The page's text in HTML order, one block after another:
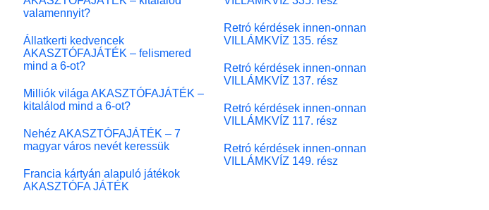
valamennyit?
Állatkerti kedvencek
AKASZTÓFAJÁTÉK – felismered
mind a 6-ot?
Milliók világa AKASZTÓFAJÁTÉK –
kitalálod mind a 6-ot?
Nehéz AKASZTÓFAJÁTÉK – 7
magyar város nevét keressük
Francia kártyán alapuló játékok
AKASZTÓFA JÁTÉK
Retró kérdések innen-onnan
VILLÁMKVÍZ 135. rész
Retró kérdések innen-onnan
VILLÁMKVÍZ 137. rész
Retró kérdések innen-onnan
VILLÁMKVÍZ 117. rész
Retró kérdések innen-onnan
VILLÁMKVÍZ 149. rész